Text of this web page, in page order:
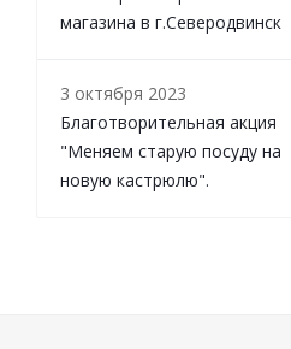
магазина в г.Северодвинск
3 октября 2023
Благотворительная акция
"Меняем старую посуду на
новую кастрюлю".